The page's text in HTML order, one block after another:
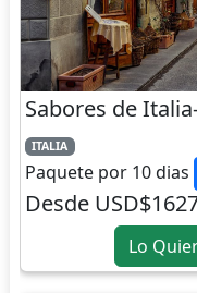
Sabores de
ITALIA
Paquete por 10 dias
Desde
Lo